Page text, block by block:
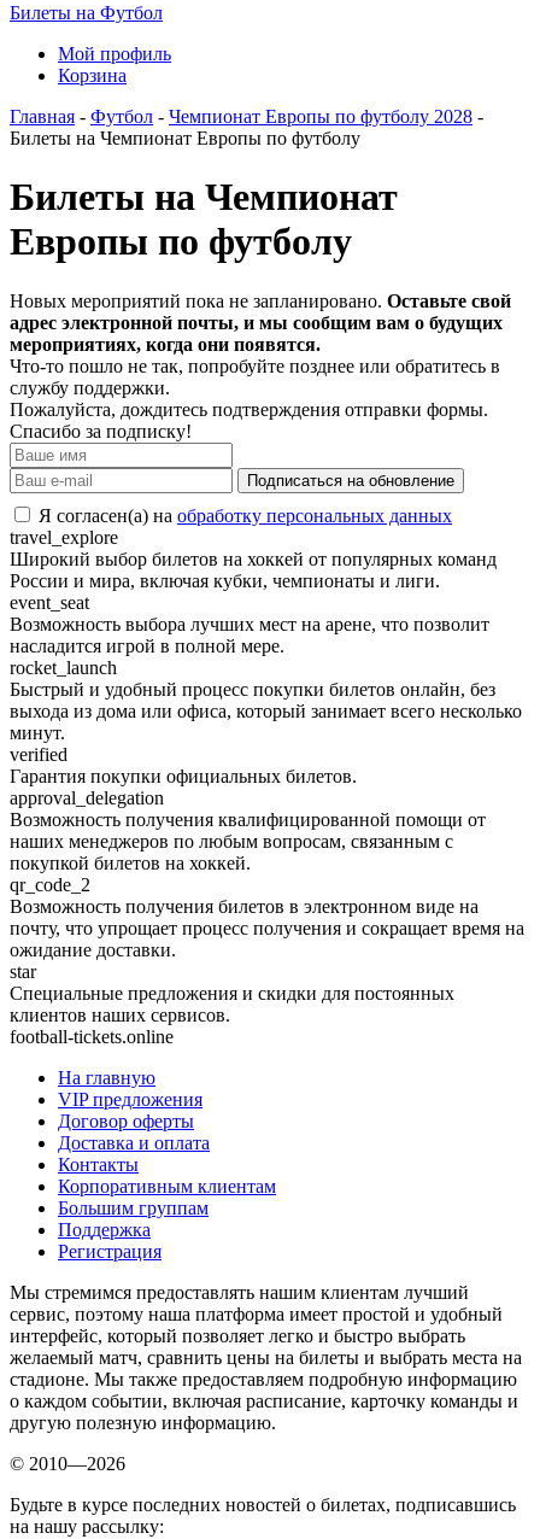
Билеты на Футбол
Мой профиль
Корзина
Главная - Футбол - Чемпионат Европы по футболу 2028 -
Билеты на Чемпионат Европы по футболу
Билеты на Чемпионат
Европы по футболу
Новых мероприятий пока не запланировано. Оставьте свой
адрес электронной почты, и мы сообщим вам о будущих
мероприятиях, когда они появятся.
Что-то пошло не так, попробуйте позднее или обратитесь в
службу поддержки.
Пожалуйста, дождитесь подтверждения отправки формы.
Спасибо за подписку!
Подписаться на обновление
Я согласен(а) на обработку персональных данных
travel_explore
Широкий выбор билетов на хоккей от популярных команд
России и мира, включая кубки, чемпионаты и лиги.
event_seat
Возможность выбора лучших мест на арене, что позволит
насладится игрой в полной мере.
rocket_launch
Быстрый и удобный процесс покупки билетов онлайн, без
выхода из дома или офиса, который занимает всего несколько
минут.
verified
Гарантия покупки официальных билетов.
approval_delegation
Возможность получения квалифицированной помощи от
наших менеджеров по любым вопросам, связанным с
покупкой билетов на хоккей.
qr_code_2
Возможность получения билетов в электронном виде на
почту, что упрощает процесс получения и сокращает время на
ожидание доставки.
star
Специальные предложения и скидки для постоянных
клиентов наших сервисов.
football-tickets.online
На главную
VIP предложения
Договор оферты
Доставка и оплата
Контакты
Корпоративным клиентам
Большим группам
Поддержка
Регистрация
Мы стремимся предоставлять нашим клиентам лучший
сервис, поэтому наша платформа имеет простой и удобный
интерфейс, который позволяет легко и быстро выбрать
желаемый матч, сравнить цены на билеты и выбрать места на
стадионе. Мы также предоставляем подробную информацию
о каждом событии, включая расписание, карточку команды и
другую полезную информацию.
© 2010—2026
Будьте в курсе последних новостей о билетах, подписавшись
на нашу рассылку: